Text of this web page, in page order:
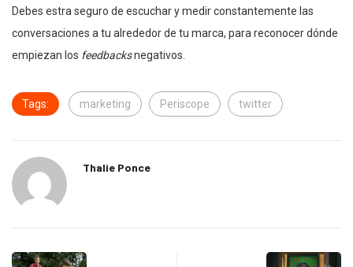
Debes estra seguro de escuchar y medir constantemente las
conversaciones a tu alrededor de tu marca, para reconocer dónde
empiezan los feedbacksnegativos.
Tags: marketing Periscope twitter
Thalie Ponce